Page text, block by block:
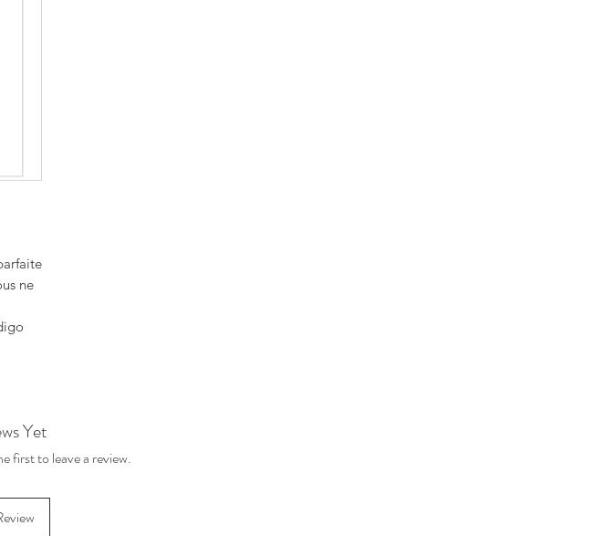
ne
Yet
first to leave a review.